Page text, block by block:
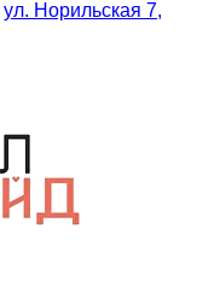
ул. Норильская 7,